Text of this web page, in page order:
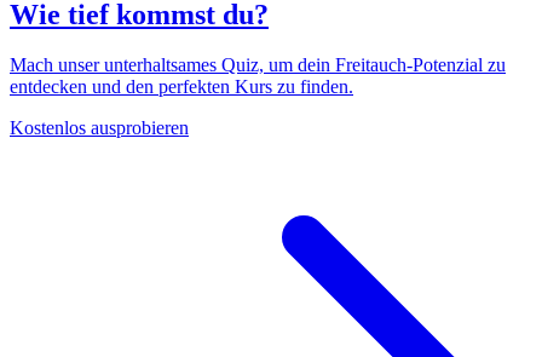
Wie tief kommst du?
Mach unser unterhaltsames Quiz, um dein Freitauch-Potenzial zu
entdecken und den perfekten Kurs zu finden.
Kostenlos ausprobieren